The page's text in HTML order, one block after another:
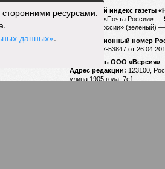
ресурсами.
данных».